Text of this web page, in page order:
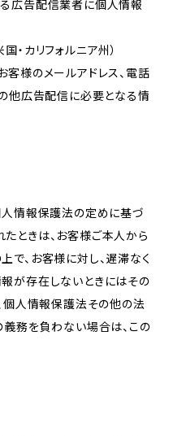
広告配信業者に個人情報
カリフォルニア州）
客様のメールアドレス、電話
他広告配信に必要となる情
人情報保護法の定めに基づ
ときは、お客様ご本人から
で、お客様に対し、遅滞なく
が存在しないときにはその
個人情報保護法その他の法
義務を負わない場合は、この